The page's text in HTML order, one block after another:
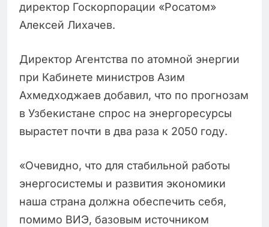
директор Госкорпорации «Росатом»
Алексей Лихачев.
Директор Агентства по атомной энергии
при Кабинете министров Азим
Ахмедходжаев добавил, что по прогнозам
в Узбекистане спрос на энергоресурсы
вырастет почти в два раза к 2050 году.
«Очевидно, что для стабильной работы
энергосистемы и развития экономики
наша страна должна обеспечить себя,
помимо ВИЭ, базовым источником